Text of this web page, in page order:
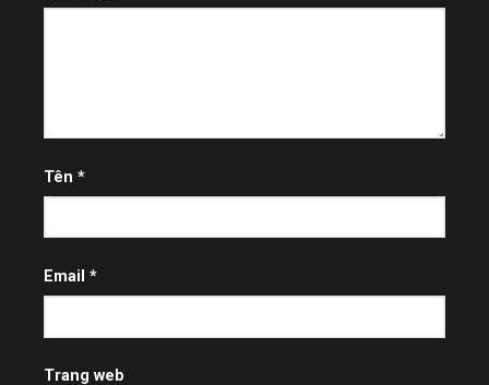
Tên *
Email *
Trang web